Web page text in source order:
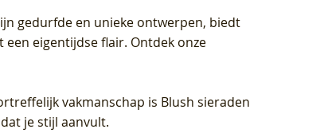
gedurfde en unieke ontwerpen, biedt
eigentijdse flair. Ontdek onze
vakmanschap is Blush sieraden
je stijl aanvult.